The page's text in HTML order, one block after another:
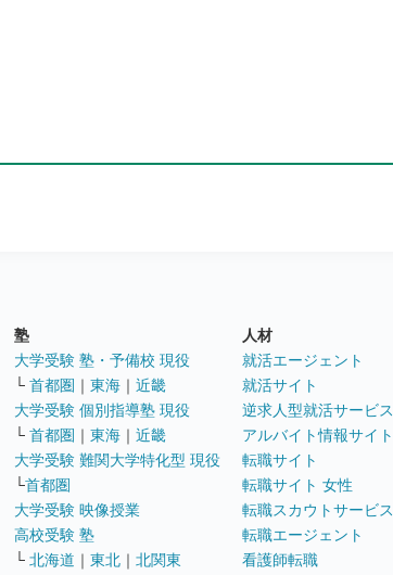
塾
大学受験 塾・予備校 現役
└ 首都圏 ｜ 東海 ｜ 近畿
大学受験 個別指導塾 現役
└ 首都圏 ｜ 東海 ｜ 近畿
大学受験 難関大学特化型 現役
└首都圏
大学受験 映像授業
高校受験 塾
└ 北海道 ｜ 東北 ｜ 北関東
人材
就活エージェント
就活サイト
逆求人型就活サービス
アルバイト情報サイト
転職サイト
転職サイト 女性
転職スカウトサービス
転職エージェント
看護師転職